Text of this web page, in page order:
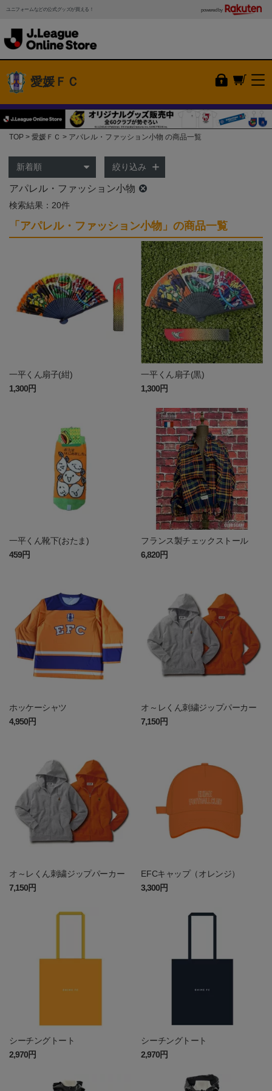
ユニフォームなどの公式グッズが買える！ powered by
愛媛ＦＣ
TOP 愛媛ＦＣ アパレル・ファッション小物 の商品一覧
絞り込み
アパレル・ファッション小物
検索結果：20件
「アパレル・ファッション小物」の商品一覧
一平くん扇子(紺)
1,300円
一平くん扇子(黒)
1,300円
一平くん靴下(おたま)
459円
フランス製チェックストール
6,820円
ホッケーシャツ
4,950円
オ～レくん刺繍ジップパーカー
7,150円
オ～レくん刺繍ジップパーカー
7,150円
EFCキャップ（オレンジ）
3,300円
シーチングトート
2,970円
シーチングトート
2,970円